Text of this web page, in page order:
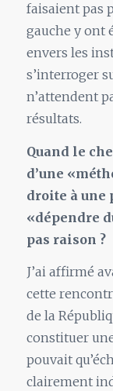
faisaient pas
gauche y ont
envers les
s’interroger
n’attendent
résultats.
Quand le
d’une
droite à une
«dépendre
pas raison ?
J’ai affirmé
cette
de la
constituer
pouvait
clairement